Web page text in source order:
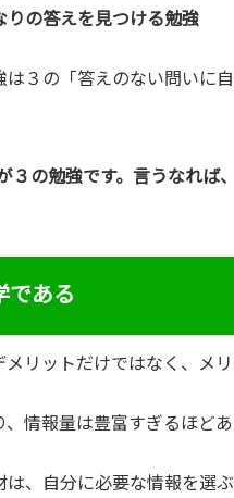
りの答えを見つける勉強
は３の「答えのない問いに
３の勉強です。言うなれば
である
リットだけではなく、メ
情報量は豊富すぎるほどあ
は、自分に必要な情報を選